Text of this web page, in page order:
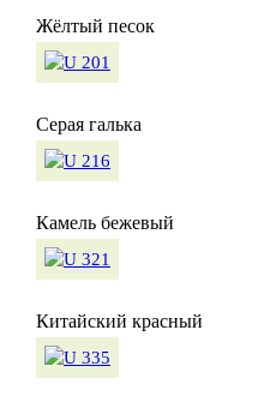
Жёлтый песок
Серая галька
Камель бежевый
Китайский красный